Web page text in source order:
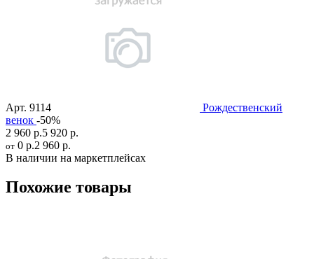
Арт. 9114
Рождественский
венок -50%
2 960 р.5 920 р.
от 0 р.2 960 р.
В наличии на маркетплейсах
Похожие товары